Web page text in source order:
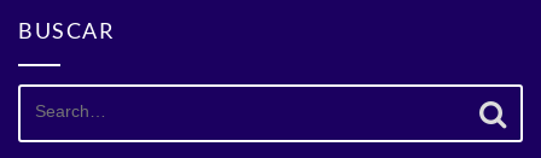
BUSCAR
Search